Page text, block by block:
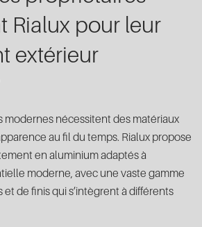
Rialux pour leur
extérieur
modernes nécessitent des matériaux
au fil du temps. Rialux propose
en aluminium adaptés à
moderne, avec une vaste gamme
de finis qui s’intègrent à différents